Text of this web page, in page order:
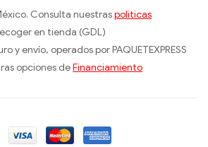
Consulta nuestraspoliticas
en tienda (GDL)
y envío, operados por PAQUETEXPRESS
opciones deFinanciamiento